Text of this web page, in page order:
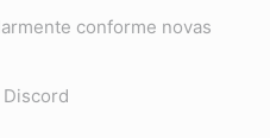
conforme novas